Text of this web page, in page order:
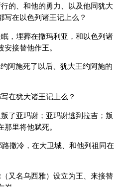
的、和他的勇力、以及他同犹大
在以色列诸王记上么？
，埋葬在撒玛利亚，和以色列诸
接替他作王。
阿施死了以后、犹大王约阿施的
在犹大诸王记上么？
了亚玛谢；亚玛谢逃到拉吉；叛
里将他弑死。
撒冷，在大卫城、和他列祖同在
又名乌西雅）设立为王、来接替